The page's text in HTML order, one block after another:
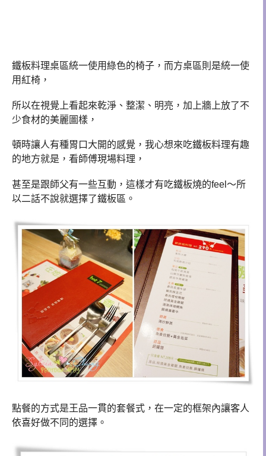
鐵板料理桌區統一使用綠色的椅子，而方桌區則是統一使
用紅椅，
所以在視覺上看起來乾淨、整潔、明亮，加上牆上放了不
少食材的美麗圖樣，
頓時讓人有種胃口大開的感覺，我心想來吃鐵板料理有趣
的地方就是，看師傅現場料理，
甚至是跟師父有一些互動，這樣才有吃鐵板燒的feel～所
以二話不說就選擇了鐵板區。
點餐的方式是王品一貫的套餐式，在一定的框架內讓客人
依喜好做不同的選擇。